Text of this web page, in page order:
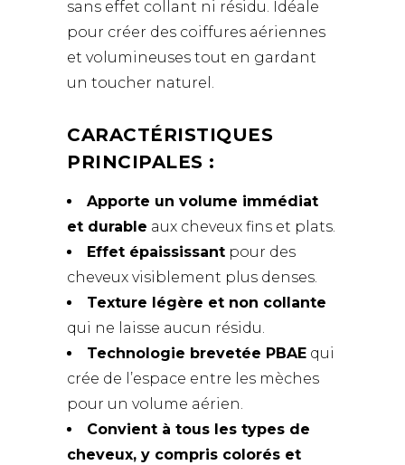
sans effet collant ni résidu. Idéale
pour créer des coiffures aériennes
et volumineuses tout en gardant
un toucher naturel.
CARACTÉRISTIQUES
PRINCIPALES :
Apporte un volume immédiat
et durable aux cheveux fins et plats.
Effet épaississant pour des
cheveux visiblement plus denses.
Texture légère et non collante
qui ne laisse aucun résidu.
Technologie brevetée PBAE qui
crée de l’espace entre les mèches
pour un volume aérien.
Convient à tous les types de
cheveux, y compris colorés et